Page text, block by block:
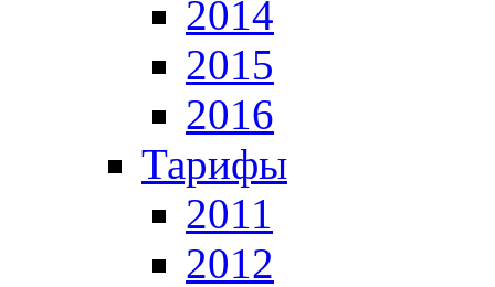
2014
2015
2016
Тарифы
2011
2012